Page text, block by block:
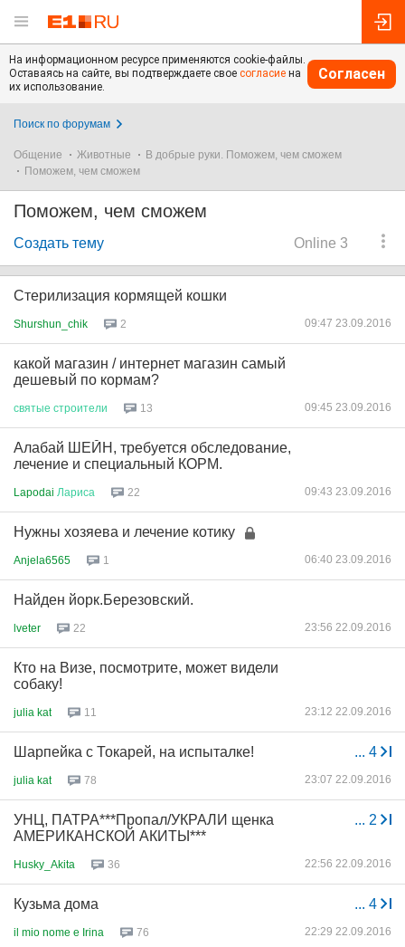
На информационном ресурсе применяются cookie-файлы.
Оставаясь на сайте, вы подтверждаете свое согласие на
их использование.
Согласен
Поиск по форумам
Общение Животные
В добрые руки. Поможем, чем сможем
Поможем, чем сможем
Поможем, чем сможем
Online 3
Создать тему
Стерилизация кормящей кошки
Shurshun_chik 2 09:47 23.09.2016
какой магазин / интернет магазин самый
дешевый по кормам?
святые строители 13 09:45 23.09.2016
Алабай ШЕЙН, требуется обследование,
лечение и специальный КОРМ.
Lapodai Лариса 22 09:43 23.09.2016
Нужны хозяева и лечение котику
Anjela6565 1 06:40 23.09.2016
Найден йорк.Березовский.
lveter 22 23:56 22.09.2016
Кто на Визе, посмотрите, может видели
собаку!
julia kat 11 23:12 22.09.2016
... 4
Шарпейка с Токарей, на испыталке!
julia kat 78 23:07 22.09.2016
... 2
УНЦ, ПАТРА***Пропал/УКРАЛИ щенка
АМЕРИКАНСКОЙ АКИТЫ***
Husky_Akita 36 22:56 22.09.2016
... 4
Кузьма дома
il mio nome e Irina 76 22:29 22.09.2016